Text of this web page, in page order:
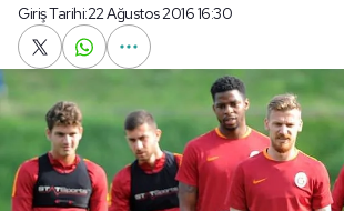
Giriş Tarihi:22 Ağustos 2016 16:30